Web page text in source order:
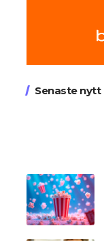
Senaste nytt